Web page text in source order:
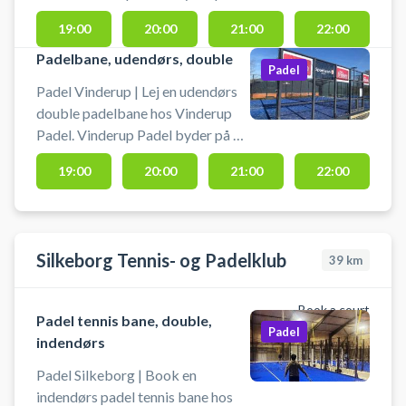
single padelbaner og 2
doublebaner, som alle er udendørs.
Medbring selv bolde og padelbat.
19:00 20:00 21:00 22:00
Padelbane, udendørs, double
Padel Vinderup | Lej en udendørs
double padelbane hos Vinderup
Padel. Vinderup Padel byder på 2
doublebaner og 1 single
padelbane, som alle er udendørs.
Padel
19:00 20:00 21:00 22:00
Silkeborg Tennis- og Padelklub 39 km
Book a court
Padel tennis bane, double,
indendørs
Padel Silkeborg | Book en
indendørs padel tennis bane hos
Padel